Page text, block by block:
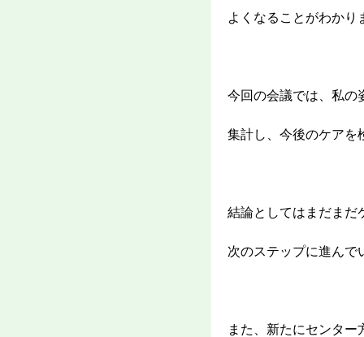
よくなることがわかり
今回の会議では、私の
集計し、今後のケアを
結論としてはまだまだ
次のステップに進んで
また、新たにセンタ